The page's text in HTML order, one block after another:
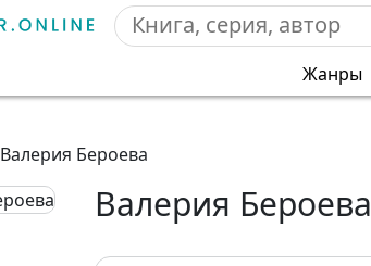
Жанры
Валерия Бероева
Валерия Бероева